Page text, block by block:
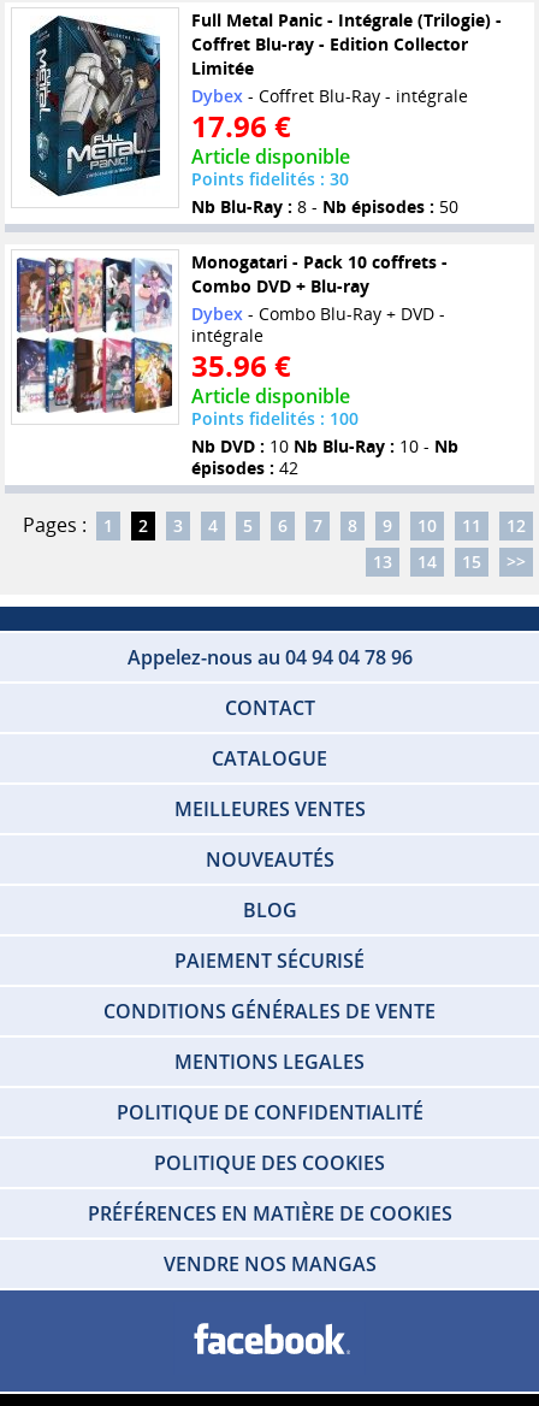
Full Metal Panic - Intégrale (Trilogie) -
Coffret Blu-ray - Edition Collector
Limitée
Dybex- Coffret Blu-Ray - intégrale
17.96 €
Article disponible
Points fidelités : 30
Nb Blu-Ray : 8 - Nb épisodes : 50
Monogatari - Pack 10 coffrets -
Combo DVD + Blu-ray
Dybex- Combo Blu-Ray + DVD -
intégrale
35.96 €
Article disponible
Points fidelités : 100
Nb DVD : 10 Nb Blu-Ray : 10 - Nb
épisodes : 42
Pages : 1 2 3 4 5 6 7 8 9 10 11
12
13
14 15 >>
Appelez-nous au 04 94 04 78 96
CONTACT
CATALOGUE
MEILLEURES VENTES
NOUVEAUTÉS
BLOG
PAIEMENT SÉCURISÉ
CONDITIONS GÉNÉRALES DE VENTE
MENTIONS LEGALES
POLITIQUE DE CONFIDENTIALITÉ
POLITIQUE DES COOKIES
PRÉFÉRENCES EN MATIÈRE DE COOKIES
VENDRE NOS MANGAS